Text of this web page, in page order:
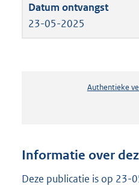
23-05-2025
Authentieke
Informatie over
Deze publicatie is op